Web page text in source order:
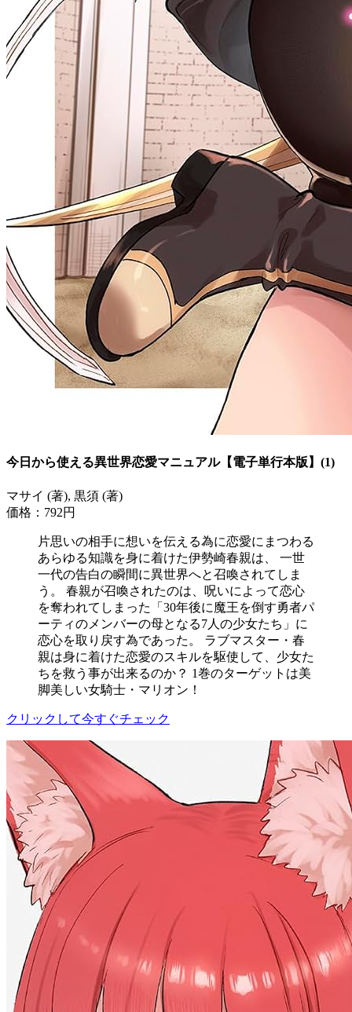
今日から使える異世界恋愛マニュアル【電子単行本版】(1)
マサイ (著), 黒須 (著)
価格：792円
片思いの相手に想いを伝える為に恋愛にまつわる
あらゆる知識を身に着けた伊勢崎春親は、 一世
一代の告白の瞬間に異世界へと召喚されてしま
う。 春親が召喚されたのは、呪いによって恋心
を奪われてしまった「30年後に魔王を倒す勇者パ
ーティのメンバーの母となる7人の少女たち」に
恋心を取り戻す為であった。 ラブマスター・春
親は身に着けた恋愛のスキルを駆使して、少女た
ちを救う事が出来るのか？ 1巻のターゲットは美
脚美しい女騎士・マリオン！
クリックして今すぐチェック